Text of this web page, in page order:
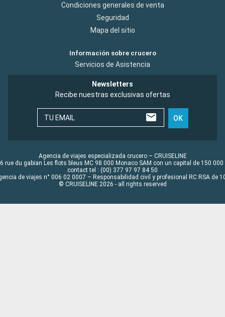
Condiciones generales de venta
Seguridad
Mapa del sitio
Información sobre crucero
Servicios de Asistencia
Newsletters
Recibe nuestras exclusivas ofertas
TU EMAIL OK
Agencia de viajes especializada crucero – CRUISELINE
rue du gabian Les flots bleus MC 98 000 Monaco SAM con un capital de 150 000
contact tel : (00) 377 97 97 84 50
de viajes n° 006 02 0007 – Responsabilidad civil y profesional RC RSA de
© CRUISELINE 2026 - all rights reserved